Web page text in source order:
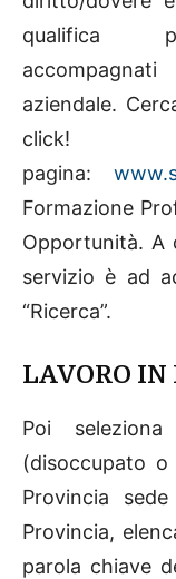
qualifica
aziendale.
pagina:
Formazione
Opportunità. A
servizio è ad
“Ricerca”.
LAVORO
Poi
(disoccupato
Provincia
Provincia,
parola chiave